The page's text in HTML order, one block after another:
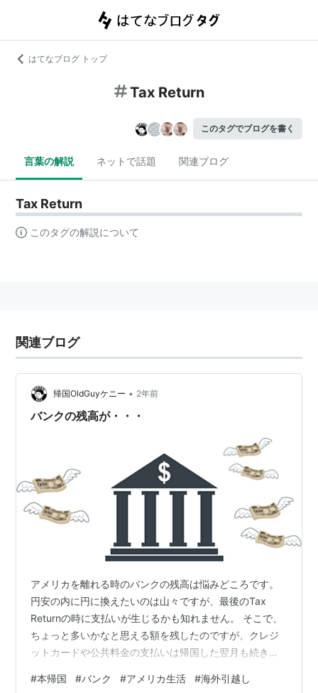
はてなブログ トップ
Tax Return
このタグでブログを書く
言葉の解説 ネットで話題 関連ブログ
Tax Return
このタグの解説について
関連ブログ
帰国OldGuyケニー • 2年前
バンクの残高が・・・
アメリカを離れる時のバンクの残高は悩みどころです。
円安の内に円に換えたいのは山々ですが、最後のTax
Returnの時に支払いが生じるかも知れません。 そこで、
ちょっと多いかなと思える額を残したのですが、クレジ
ットカードや公共料金の支払いは帰国した翌月も続き、
に色々買ってしまったショッピングや日本への渡航費や
#本帰国 #バンク #アメリカ生活 #海外引越し